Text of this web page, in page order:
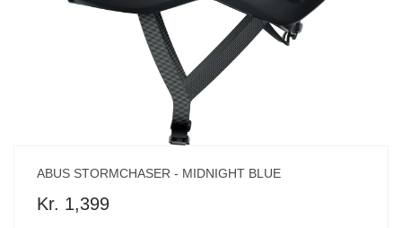
ABUS STORMCHASER - MIDNIGHT BLUE
Kr. 1,399